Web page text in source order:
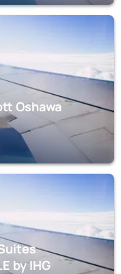
Oshawa
by IHG